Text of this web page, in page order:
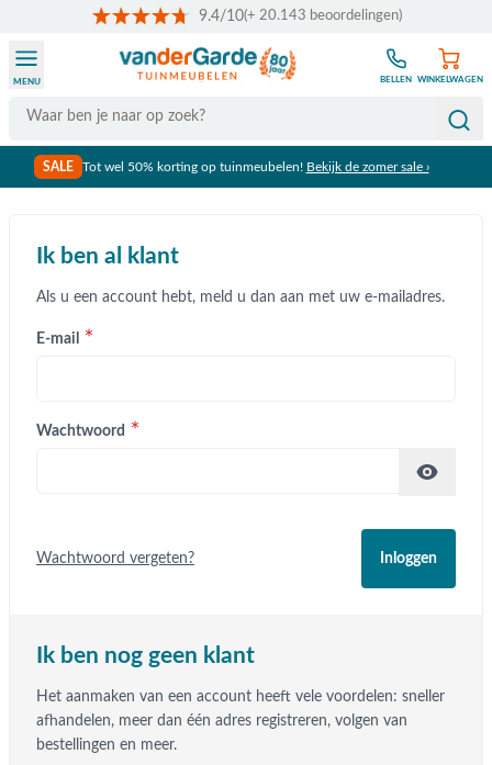
9.4/10(+ 20.143 beoordelingen)
Search
MENU BELLEN WINKELWAGEN
SALE Tot wel 50% korting op tuinmeubelen! Bekijk de zomer sale ›
Ik ben al klant
Als u een account hebt, meld u dan aan met uw e-mailadres.
E-mail
Wachtwoord
Inloggen
Wachtwoord vergeten?
Ik ben nog geen klant
Het aanmaken van een account heeft vele voordelen: sneller
afhandelen, meer dan één adres registreren, volgen van
bestellingen en meer.